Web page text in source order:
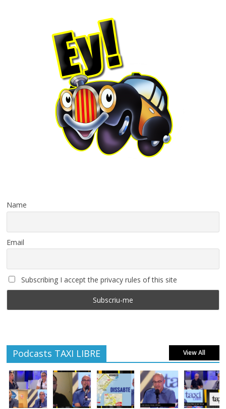
Name
Email
Subscribing I accept the privacy rules of this site
Podcasts TAXI LIBRE View All